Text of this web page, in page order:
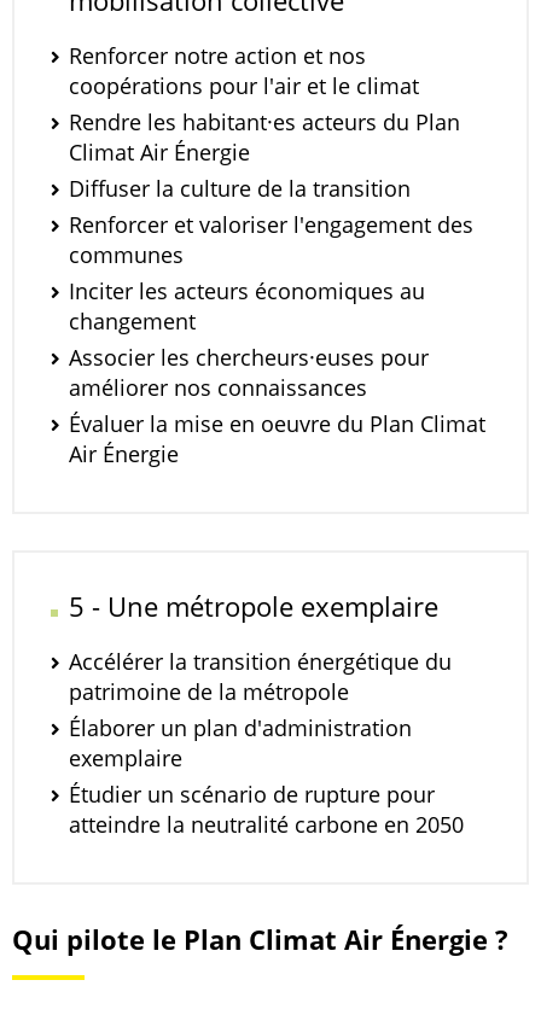
Renforcer notre action et nos
coopérations pour l'air et le climat
Rendre les habitant·es acteurs du Plan
Climat Air Énergie
Diffuser la culture de la transition
Renforcer et valoriser l'engagement des
communes
Inciter les acteurs économiques au
changement
Associer les chercheurs·euses pour
améliorer nos connaissances
Évaluer la mise en oeuvre du Plan Climat
Air Énergie
5 - Une métropole exemplaire
Accélérer la transition énergétique du
patrimoine de la métropole
Élaborer un plan d'administration
exemplaire
Étudier un scénario de rupture pour
atteindre la neutralité carbone en 2050
Qui pilote le Plan Climat Air Énergie ?